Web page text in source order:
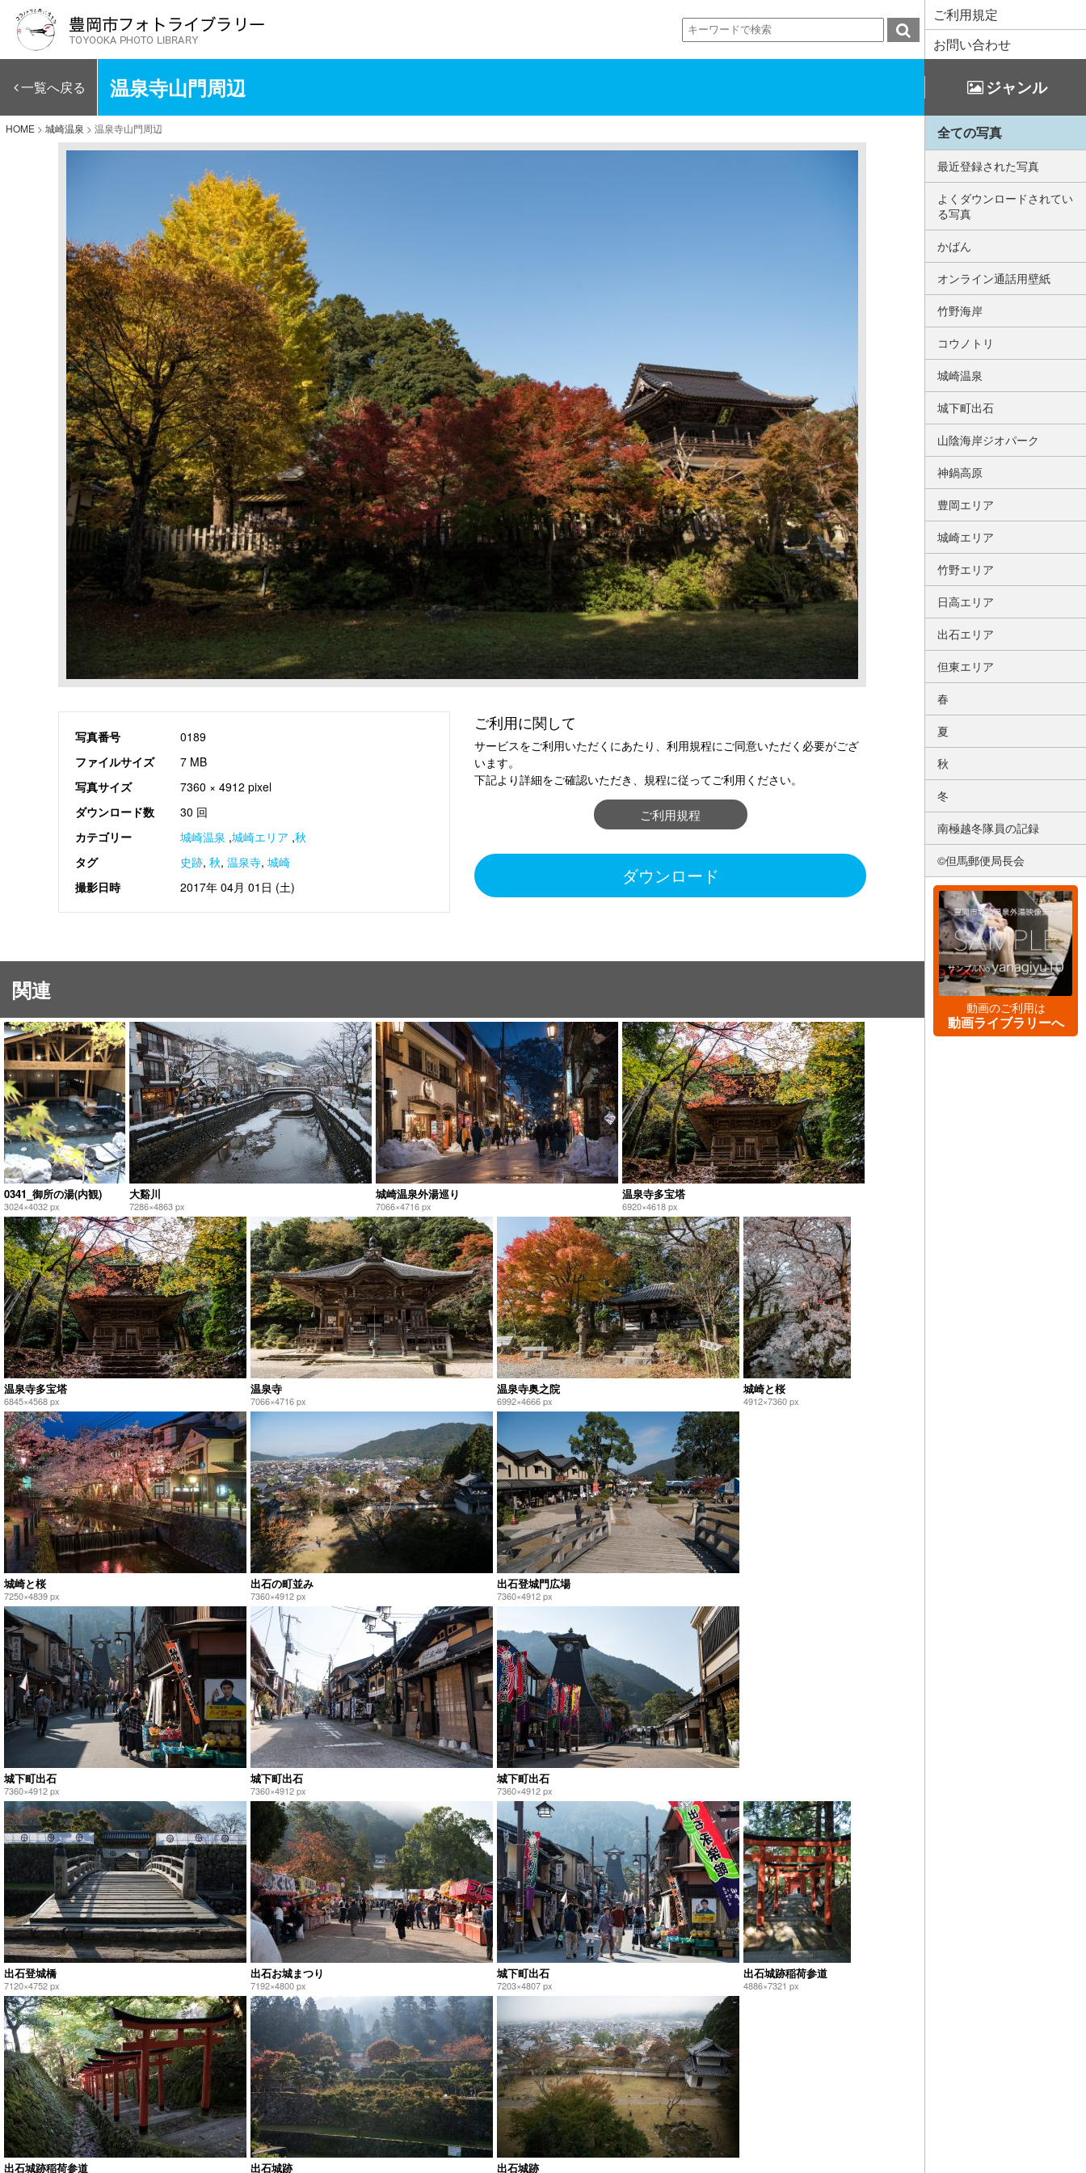
ご利用規定
お問い合わせ
一覧へ戻る 温泉寺山門周辺 ジャンル
HOME > 城崎温泉 > 温泉寺山門周辺
写真番号
0189
ファイルサイズ
7 MB
写真サイズ
7360 × 4912 pixel
ダウンロード数
30 回
カテゴリー
城崎温泉 ,城崎エリア ,秋
タグ
史跡, 秋, 温泉寺, 城崎
撮影日時
2017年 04月 01日 (土)
ご利用に関して
サービスをご利用いただくにあたり、利用規程にご同意いただく必要がござ
います。
下記より詳細をご確認いただき、規程に従ってご利用ください。
ご利用規程
ダウンロード
関連
0341_御所の湯(内観)
3024×4032 px
大谿川
7286×4863 px
城崎温泉外湯巡り
7066×4716 px
温泉寺多宝塔
6920×4618 px
温泉寺多宝塔
6845×4568 px
温泉寺
7066×4716 px
温泉寺奥之院
6992×4666 px
城崎と桜
4912×7360 px
城崎と桜
7250×4839 px
出石の町並み
7360×4912 px
出石登城門広場
7360×4912 px
城下町出石
7360×4912 px
城下町出石
7360×4912 px
城下町出石
7360×4912 px
出石登城橋
7120×4752 px
出石お城まつり
7192×4800 px
城下町出石
7203×4807 px
出石城跡稲荷参道
4886×7321 px
出石城跡稲荷参道 出石城跡 出石城跡
全ての写真
最近登録された写真
よくダウンロードされてい
る写真
かばん
オンライン通話用壁紙
竹野海岸
コウノトリ
城崎温泉
城下町出石
山陰海岸ジオパーク
神鍋高原
豊岡エリア
城崎エリア
竹野エリア
日高エリア
出石エリア
但東エリア
春
夏
秋
冬
南極越冬隊員の記録
©但馬郵便局長会
動画のご利用は
動画ライブラリーへ